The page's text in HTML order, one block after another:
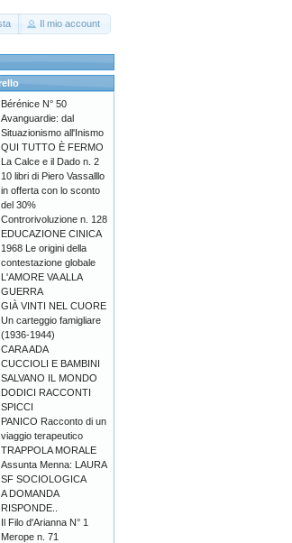
Il mio account
Bérénice N° 50
Avanguardie: dal
Situazionismo all'Inismo
QUI TUTTO È FERMO
La Calce e il Dado n. 2
10 libri di Piero Vassalllo
in offerta con lo sconto
del 30%
Controrivoluzione n. 128
EDUCAZIONE CINICA
1968 Le origini della
contestazione globale
L'AMORE VA ALLA
GUERRA
GIÀ VINTI NEL CUORE
Un carteggio famigliare
(1936-1944)
CARA ADA
CUCCIOLI E BAMBINI
SALVANO IL MONDO
DODICI RACCONTI
SPICCI
PANICO Racconto di un
viaggio terapeutico
TRAPPOLA MORALE
Assunta Menna: LAURA
SF SOCIOLOGICA
A DOMANDA
RISPONDE..
Il Filo d'Arianna N° 1
Merope n. 71